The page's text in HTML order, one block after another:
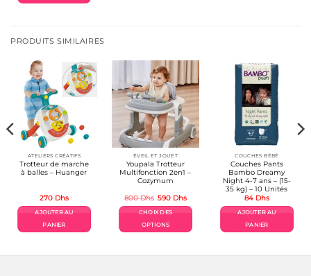
plusieurs
options
peuvent
être
sur
la
page
du
produit
PRODUITS SIMILAIRES
ATELIERS CRÉATIFS
Trotteur de marche
à balles – Huanger
270 Dhs
AJOUTER AU
PANIER
ÉVEIL ET JOUET
Youpala Trotteur
Multifonction 2en1 –
Cozymum
800Dhs Le
initial
était :
800 Dhs.
590 DhsLe
actuel
CHOIX DES
OPTIONS
a
COUCHES BÉBÉ
Couches Pants
Bambo Dreamy
Night 4-7 ans – (15-
35 kg) – 10 Unités
84 Dhs
AJOUTER AU
PANIER